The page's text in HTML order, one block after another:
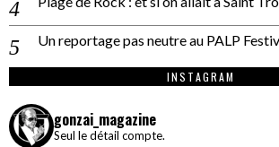
Un reportage pas neutre au PALP
INSTAGRAM
gonzai_magazine
Seul le détail compte.